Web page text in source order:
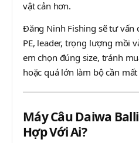
vật cản hơn.
Đăng Ninh Fishing sẽ tư vấn
PE, leader, trọng lượng mồi
em chọn đúng size, tránh
hoặc quá lớn làm bộ cần
Máy Câu Daiwa
Hợp Với Ai?